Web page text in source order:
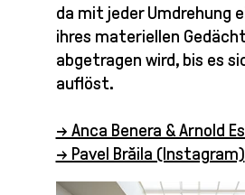
da mit jeder Umdrehung
ihres materiellen
abgetragen wird, bis es
auflöst.
→ Anca Benera & Arnold
→ Pavel Brăila (Instagram)